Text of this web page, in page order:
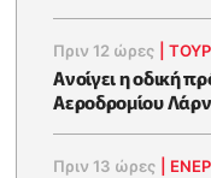
Πριν 12 ώρες |
Ανοίγει η οδική
Αεροδρομίου
Πριν 13 ώρες